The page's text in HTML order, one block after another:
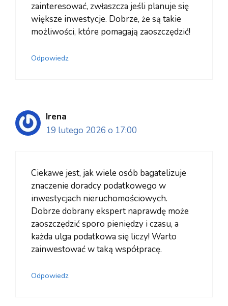
zainteresować, zwłaszcza jeśli planuje się
większe inwestycje. Dobrze, że są takie
możliwości, które pomagają zaoszczędzić!
Odpowiedz
Irena
19 lutego 2026 o 17:00
Ciekawe jest, jak wiele osób bagatelizuje
znaczenie doradcy podatkowego w
inwestycjach nieruchomościowych.
Dobrze dobrany ekspert naprawdę może
zaoszczędzić sporo pieniędzy i czasu, a
każda ulga podatkowa się liczy! Warto
zainwestować w taką współpracę.
Odpowiedz